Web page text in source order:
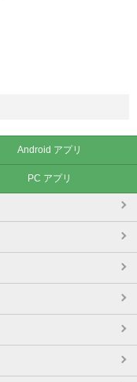
Android アプリ
PC アプリ